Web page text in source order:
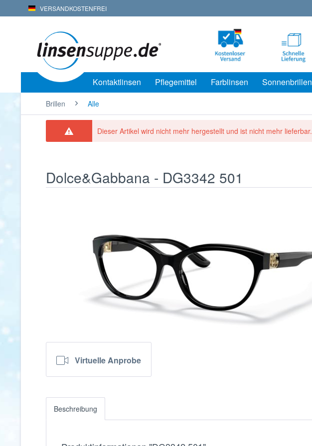
VERSANDKOSTENFREI
Kontaktlinsen Pflegemittel Farblinsen Sonnenbrillen
Brillen Alle
Dieser Artikel wird nicht mehr hergestellt und ist nicht mehr lieferbar.
Dolce&Gabbana - DG3342 501
Virtuelle Anprobe
Beschreibung